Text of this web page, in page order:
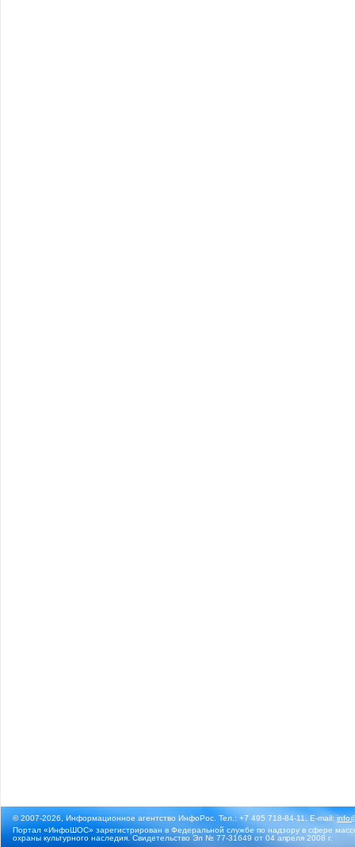
© 2007-2026, Информационное агентство ИнфоРос. Тел.: +7 495 718-84-11, E-mail:
Портал «ИнфоШОС» зарегистрирован в Федеральной службе по надзору в сфере
охраны культурного наследия. Свидетельство Эл № 77-31649 от 04 апреля 2008 г.